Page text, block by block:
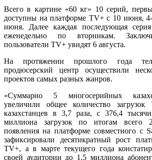
Всего в картине «60 кг» 10 серий,
доступны на платформе TV+ с 10 июня,
июня. Далее каждая последующая серия
еженедельно по вторникам.
пользователи TV+ увидят 6 августа.
На протяжении прошлого года
продюсерский центр осуществили
проектов самых разных жанров.
«Суммарно 5 многосерийных
увеличили общее количество
казахстанцев в 3,7 раза, с 376,4
миллиона загрузок по итогам всего
появления на платформе совместного с
зафиксировали десятикратный рост
TV+, а в марте текущего года
своей аудитории до 1,5 миллиона